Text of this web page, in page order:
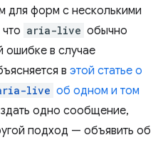
для форм с несколькими
aria-live обычно
ошибке в случае
в этой статье о
live об одном и том
одно сообщение,
подход — объявить об